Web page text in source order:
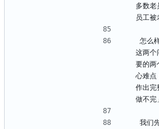
多数老
员工被
怎么
这两个
要的两
心难点
作出完
做不完
我们